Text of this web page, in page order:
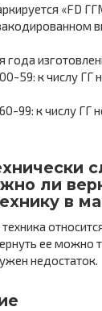
«FD
года
59: к числу ГГ
99: к числу ГГ
ли
в
ее можно
недостаток.